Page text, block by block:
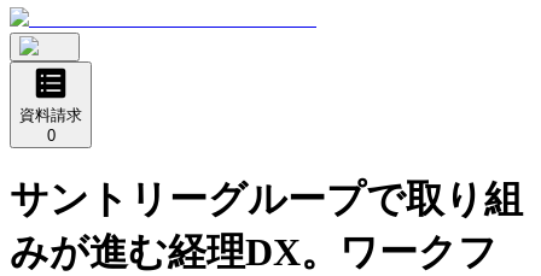
資料請求
0
サントリーグループで取り組
みが進む経理DX。ワークフ